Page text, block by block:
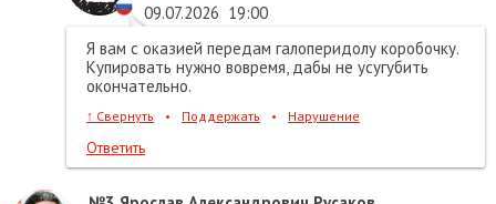
09.07.2026 19:00
Я вам с оказией передам галоперидолу коробочку.
Купировать нужно вовремя, дабы не усугубить
окончательно.
↑ Свернуть • Поддержать • Нарушение
Ответить